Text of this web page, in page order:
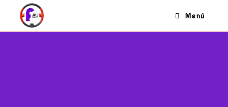
contenido
Menú